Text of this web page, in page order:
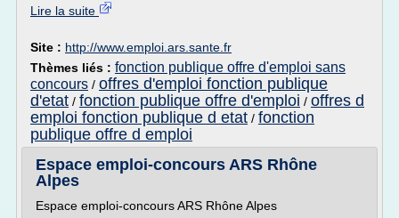
Lire la suite
Site : http://www.emploi.ars.sante.fr
Thèmes liés : fonction publique offre d'emploi sans
concours / offres d'emploi fonction publique
d'etat / fonction publique offre d'emploi / offres d
emploi fonction publique d etat / fonction
publique offre d emploi
Espace emploi-concours ARS Rhône
Alpes
Espace emploi-concours ARS Rhône Alpes